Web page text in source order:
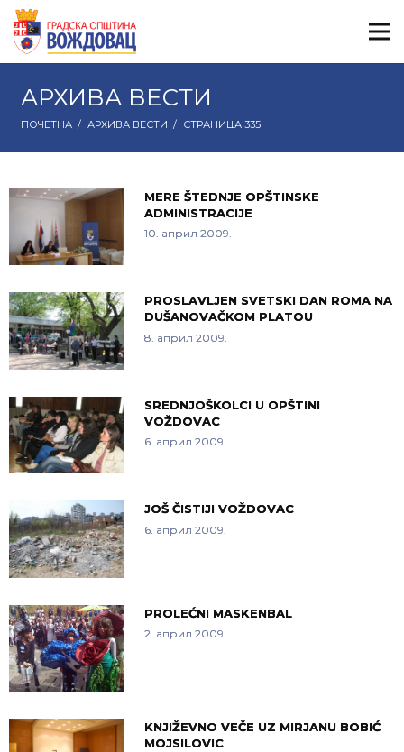
АРХИВА ВЕСТИ
ПОЧЕТНА / АРХИВА ВЕСТИ / СТРАНИЦА 335
MERE ŠTEDNJE OPŠTINSKE
ADMINISTRACIJE
10. април 2009.
PROSLAVLJEN SVETSKI DAN ROMA NA
DUŠANOVAČKOM PLATOU
8. април 2009.
SREDNJOŠKOLCI U OPŠTINI
VOŽDOVAC
6. април 2009.
JOŠ ČISTIJI VOŽDOVAC
6. април 2009.
PROLEĆNI MASKENBAL
2. април 2009.
KNJIŽEVNO VEČE UZ MIRJANU BOBIĆ
MOJSILOVIC